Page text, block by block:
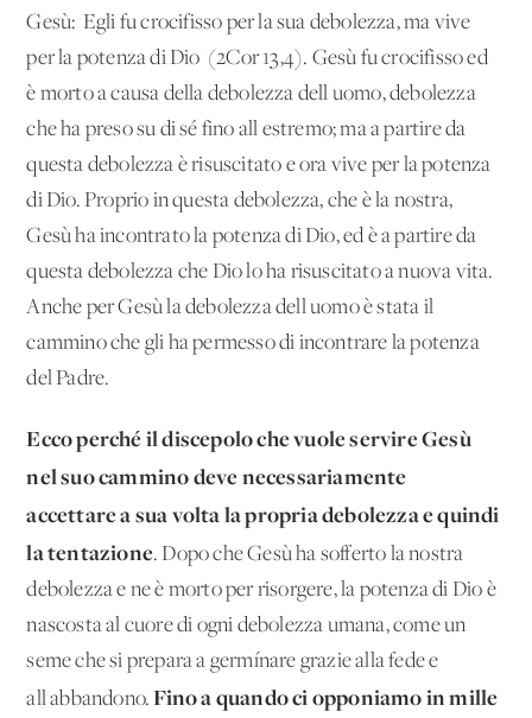
Gesù: 'Egli fu crocifisso per la sua debo­lezza, ma vive
per la potenza di Dio' (2Cor 13,4). Gesù fu cro­cifisso ed
è morto a causa della debolezza dell'uomo, debolezza
che ha preso su di sé fino all'estremo; ma a partire da
questa debolezza è risuscitato e ora vive per la potenza
di Dio. Proprio in questa debolezza, che è la nostra,
Gesù ha incontrato la po­tenza di Dio, ed è a partire da
questa debolezza che Dio lo ha risuscitato a nuova vita.
Anche per Gesù la debolezza dell'uo­mo è stata il
cammino che gli ha permesso di incontrare la po­tenza
del Padre.
Ecco perché il discepolo che vuole servire Gesù
nel suo cam­mino deve necessariamente
accettare a sua volta la propria de­bolezza e quindi
la tentazione. Dopo che Gesù ha sofferto la nostra
debolezza e ne è morto per risorgere, la potenza di Dio è
nascosta al cuore di ogni debolezza umana, come un
seme che si prepara a germínare grazie alla fede e
all'abbandono.Fino a quando ci opponiamo in mille